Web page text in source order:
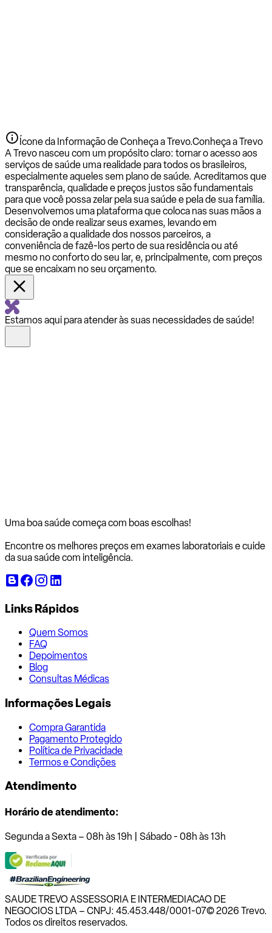
Ícone da Informação de Conheça a Trevo.Conheça a Trevo
A Trevo nasceu com um propósito claro: tornar o acesso aos
serviços de saúde uma realidade para todos os brasileiros,
especialmente aqueles sem plano de saúde. Acreditamos que
transparência, qualidade e preços justos são fundamentais
para que você possa zelar pela sua saúde e pela de sua família.
Desenvolvemos uma plataforma que coloca nas suas mãos a
decisão de onde realizar seus exames, levando em
consideração a qualidade dos nossos parceiros, a
conveniência de fazê-los perto de sua residência ou até
mesmo no conforto do seu lar, e, principalmente, com preços
que se encaixam no seu orçamento.
Estamos aqui para atender às suas necessidades de saúde!
Uma boa saúde começa com boas escolhas!
Encontre os melhores preços em exames laboratoriais e cuide
da sua saúde com inteligência.
Links Rápidos
Quem Somos
FAQ
Depoimentos
Blog
Consultas Médicas
Informações Legais
Compra Garantida
Pagamento Protegido
Política de Privacidade
Termos e Condições
Atendimento
Horário de atendimento:
Segunda a Sexta – 08h às 19h | Sábado - 08h às 13h
SAUDE TREVO ASSESSORIA E INTERMEDIACAO DE
NEGOCIOS LTDA – CNPJ: 45.453.448/0001-07© 2026 Trevo.
Todos os direitos reservados.